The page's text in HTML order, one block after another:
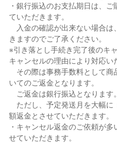
・銀行振込のお支払期日は、
ていただきます。
入金の確認が出来ない場合は
きますのでご了承ください。
※引き落とし手続き完了後のキ
キャンセルの理由により対応い
その際は事務手数料として商
いてのご返金となります。
ご返金は銀行振込となります。
ただし、予定発送月を大幅に
額返金とさせていただきます。
・キャンセル返金のご依頼が
せていただきます。